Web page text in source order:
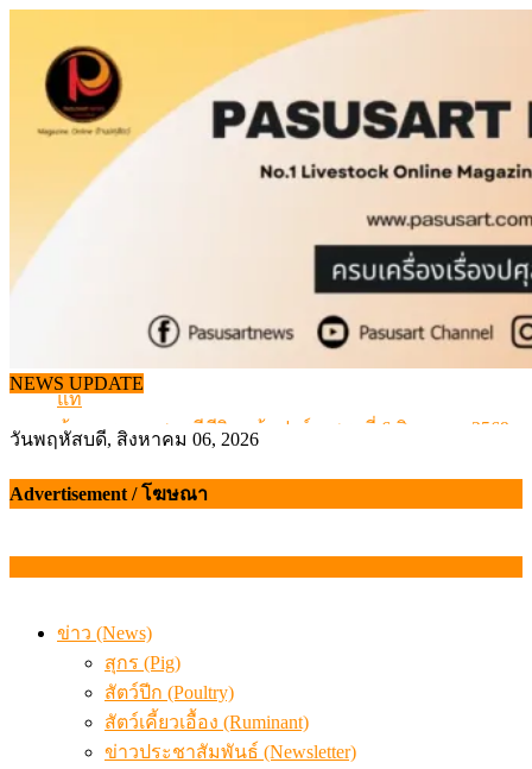
content
NEWS UPDATE
จากเครื่องดนตรีพื้นบ้านอีสาน สู่ “แคนมิลค์” แบรนด์นมโค
แท้
ข้อมูลราคา สุกรมีชีวิตหน้าฟาร์ม พระที่ 6 สิงหาคม 2569
เดินหน้าดัน “ราคากลางโคเนื้อ” แก้ปัญหาราคาโคเนื้อตก
สกัดลักลอบนำเข้า เครื่องในไก่เถื่อน กว่า 25 ตัน!
แท้
วันพฤหัสบดี, สิงหาคม 06, 2026
Advertisement / โฆษณา
ข่าว (News)
สุกร (Pig)
สัตว์ปีก (Poultry)
สัตว์เคี้ยวเอื้อง (Ruminant)
ข่าวประชาสัมพันธ์ (Newsletter)